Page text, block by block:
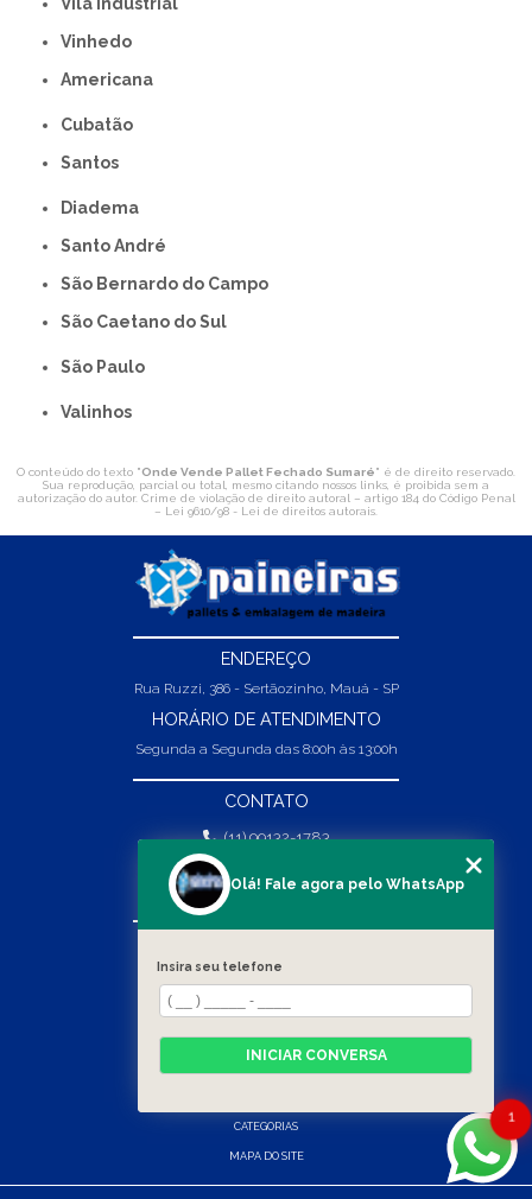
Vinhedo
americana
Cubatão
Santos
Diadema
Santo André
São Bernardo do Campo
São Caetano do Sul
São Paulo
Valinhos
O conteúdo do texto "Onde Vende Pallet Fechado Sumaré" é de direito reservado.
Sua reprodução, parcial ou total, mesmo citando nossos links, é proibida sem a
autorização do autor. Crime de violação de direito autoral – artigo 184 do Código Penal
– Lei 9610/98 - Lei de direitos autorais
ENDEREÇO
Rua Ruzzi, 386 - Sertãozinho, Mauá - SP
HORÁRIO DE ATENDIMENTO
Segunda a Segunda das 8:00h às 13:00h
CONTATO
(11) 99132-1783
(11) 99132-1783
vendas@abpaineiras.com.br
SOBRE NÓS
PRODUTOS
CATEGORIAS
MAPA DO SITE
1
Olá! Fale agora pelo WhatsApp
Insira seu telefone
INICIAR CONVERSA